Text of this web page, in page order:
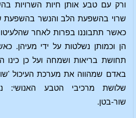
ורק עם טבע אותן חיות השרויות
שרוי בהשפעת הלב והנשר בהשפעת
כאשר תתבוננו בפרות לאחר שהלעיטו
הן וכמותן נשלטות על ידי מעיהן.
תחושת בריאות ושמחה ועל כן כינו
באדם שמהווה את מערכת העיכול
שלושת מרכיבי הטבע האנושי:
שור-בטן.